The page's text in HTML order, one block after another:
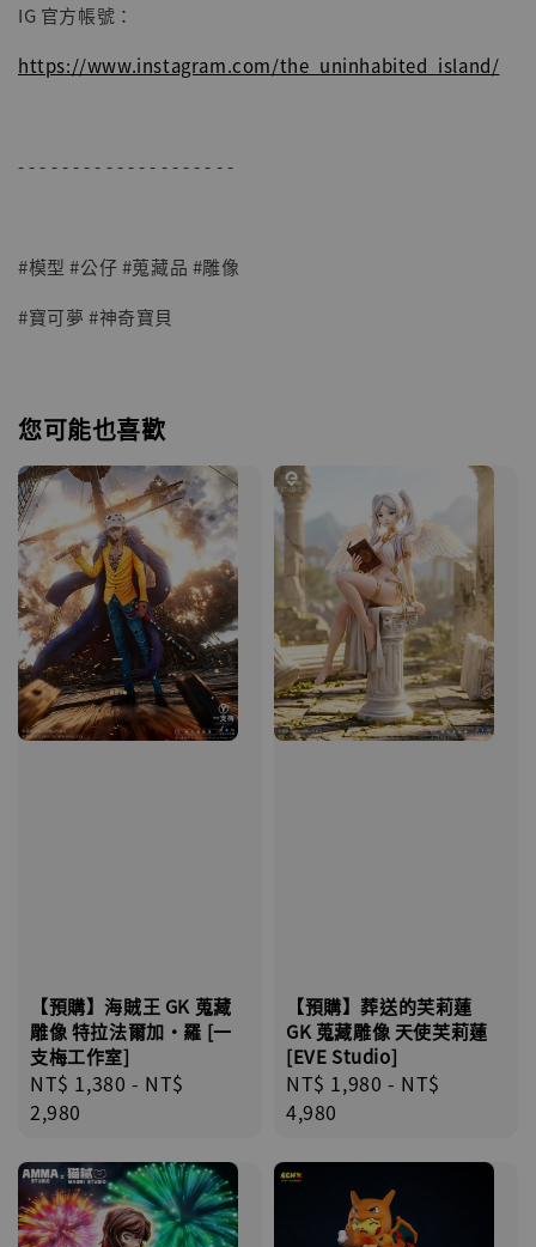
NT$ 4,980
NT$ 5,300
IG 官方帳號：
https://www.instagram.com/the_uninhabited_island/
- - - - - - - - - - - - - - - - - - - -
#模型 #公仔 #蒐藏品 #雕像
#寶可夢 #神奇寶貝
您可能也喜歡
【預購】海賊王 GK 蒐藏
雕像 特拉法爾加·羅 [一
支梅工作室]
Regular
price
NT$ 1,380 - NT$
2,980
【預購】葬送的芙莉蓮
GK 蒐藏雕像 天使芙莉蓮
[EVE Studio]
Regular
price
NT$ 1,980 - NT$
4,980